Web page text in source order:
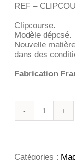
REF –
Clipcourse.
Modèle déposé.
Nouvelle
dans des
Fabrication
consigne
Catégories :